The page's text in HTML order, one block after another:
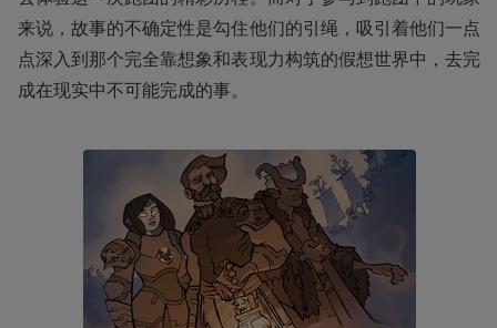
来说，故事的不确定性是勾住他们的引绳，吸引着他们一点
点深入到那个完全靠想象和表现力构筑的假想世界中，去完
成在现实中不可能完成的事。